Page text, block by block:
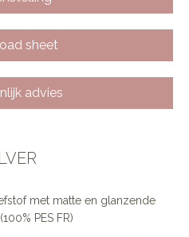
sheet
advies
met matte en glanzende
PES FR)